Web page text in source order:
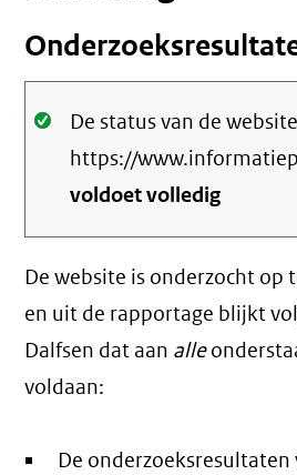
Oké.
De status van de website
https://
voldoet volledig
De website is onderzocht op
en uit de rapportage blijkt
Dalfsen dat aan alle
voldaan:
De